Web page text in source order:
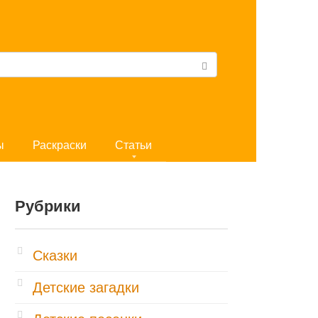
Раскраски Статьи
Рубрики
Cказки
Детские загадки